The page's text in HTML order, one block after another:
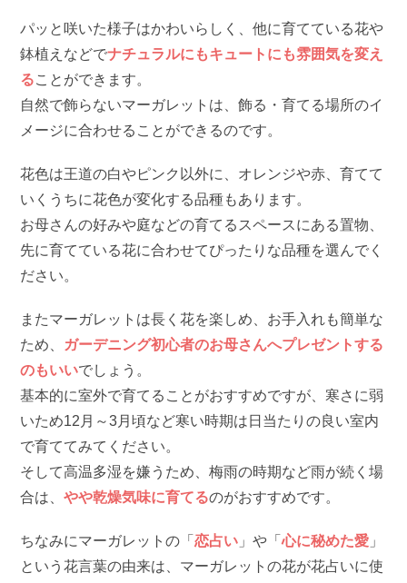
パッと咲いた様子はかわいらしく、他に育てている花や
鉢植えなどでナチュラルにもキュートにも雰囲気を変え
ることができます。
自然で飾らないマーガレットは、飾る・育てる場所のイ
メージに合わせることができるのです。
花色は王道の白やピンク以外に、オレンジや赤、育てて
いくうちに花色が変化する品種もあります。
お母さんの好みや庭などの育てるスペースにある置物、
先に育てている花に合わせてぴったりな品種を選んでく
ださい。
またマーガレットは長く花を楽しめ、お手入れも簡単な
ため、 ガーデニング初心者のお母さんへプレゼントする
のもいいでしょう。
基本的に室外で育てることがおすすめですが、寒さに弱
いため12月～3月頃など寒い時期は日当たりの良い室内
で育ててみてください。
そして高温多湿を嫌うため、梅雨の時期など雨が続く場
合は、やや乾燥気味に育てるのがおすすめです。
ちなみにマーガレットの「恋占い 」や「心に秘めた愛 」
という花言葉の由来は、マーガレットの花が花占いに使